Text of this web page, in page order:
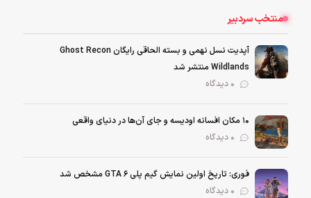
منتخب سردبیر
آپدیت نسل نهمی و بسته الحاقی رایگان Ghost Recon
Wildlands منتشر شد
۱۰ مکان افسانه اودیسه و جای آن‌ها در دنیای واقعی
فوری: تاریخ اولین نمایش گیم پلی GTA 6 مشخص شد